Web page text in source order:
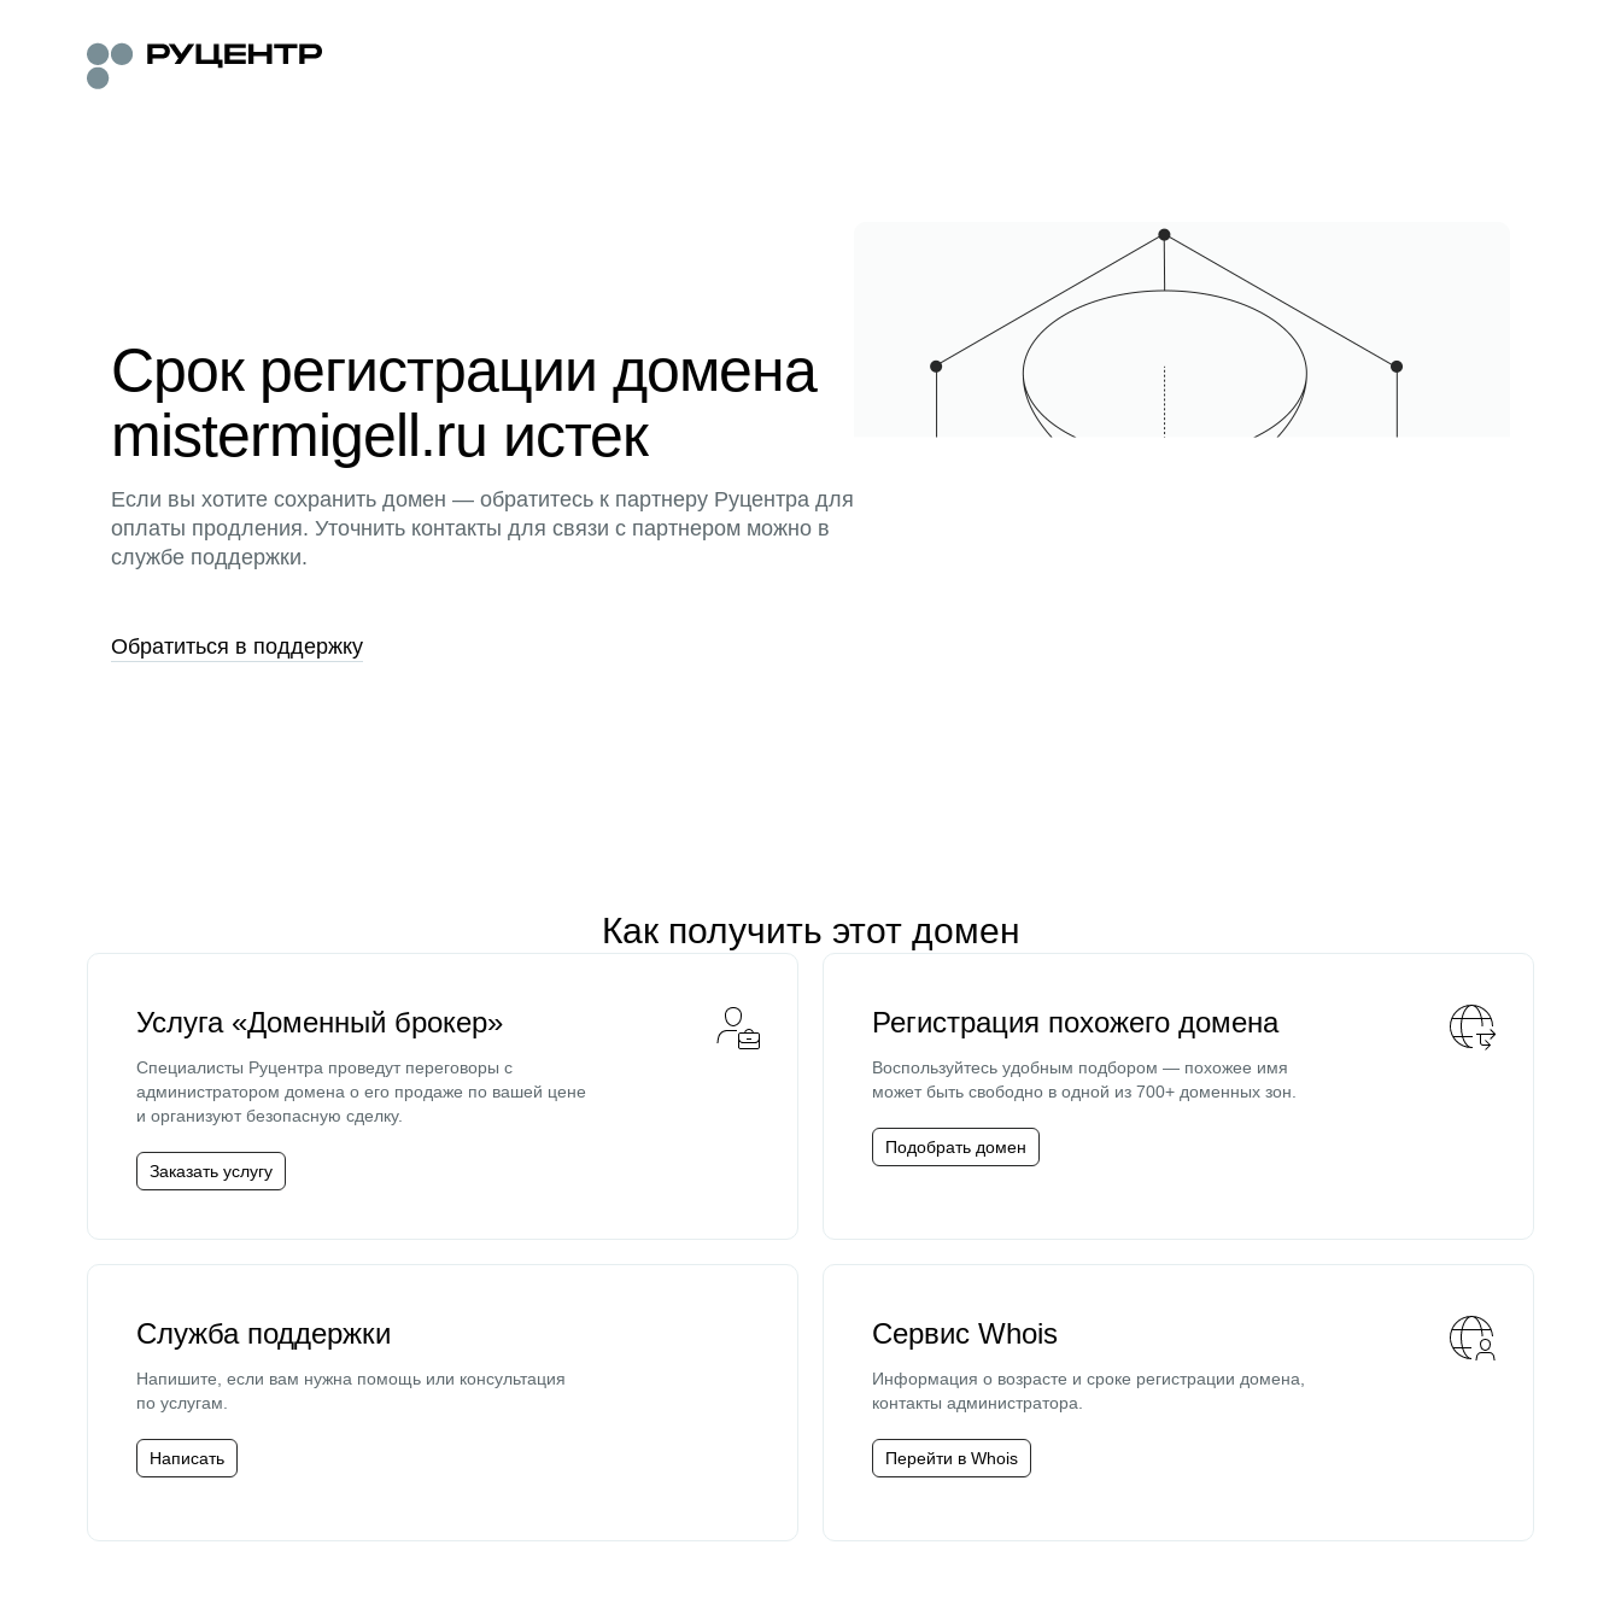
Срок регистрации домена
mistermigell.ru истек
Если вы хотите сохранить домен — обратитесь к партнеру Руцентра для
оплаты продления. Уточнить контакты для связи с партнером можно в
службе поддержки.
Обратиться в поддержку
Как получить этот домен
Услуга «Доменный брокер»
Специалисты Руцентра проведут переговоры с
администратором домена о его продаже по вашей цене
и организуют безопасную сделку.
Заказать услугу
Регистрация похожего домена
Воспользуйтесь удобным подбором — похожее имя
может быть свободно в одной из 700+ доменных зон.
Подобрать домен
Служба поддержки
Напишите, если вам нужна помощь или консультация
по услугам.
Написать
Сервис Whois
Информация о возрасте и сроке регистрации домена,
контакты администратора.
Перейти в Whois